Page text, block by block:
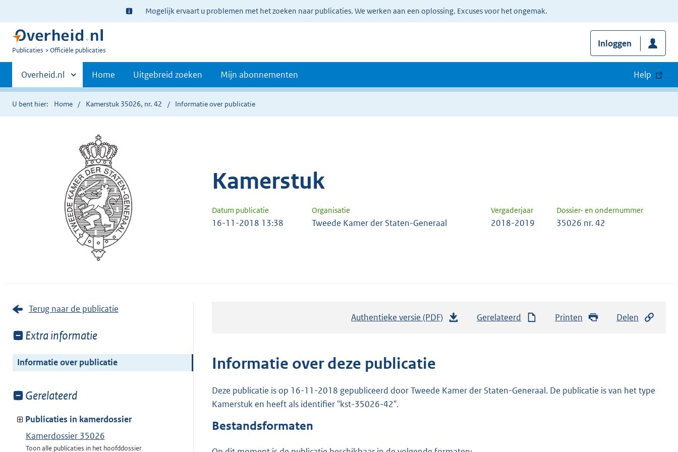
Ter
informatie:
Mogelijk ervaart u problemen met het zoeken naar publicaties. We werken aan een oplossing. Excuses voor het ongemak.
U
Publicaties Officiële publicaties
Inloggen
Primaire
navigatie
Andere
sites
binnen
Overheid.nl Home Uitgebreid zoeken Mijn abonnementen Help
U bent hier: Home Kamerstuk 35026, nr. 42 Informatie over publicatie
Kamerstuk
Datum publicatie Organisatie Vergaderjaar Dossier- en ondernummer
16-11-2018 13:38 Tweede Kamer der Staten-Generaal 2018-2019 35026 nr. 42
Terug naar de publicatie
Toon
van:
Extra informatie
Informatie over publicatie
Toon
van:
Gerelateerd
Publicaties in kamerdossier
Kamerdossier 35026
Toon alle publicaties in het hoofddossier
Authentieke versie (PDF)
n
Gerelateerd Printen Delen
Informatie over deze publicatie
Deze publicatie is op 16-11-2018 gepubliceerd door Tweede Kamer der Staten-Generaal. De publicatie is van het type
Kamerstuk en heeft als identifier "kst-35026-42".
Bestandsformaten